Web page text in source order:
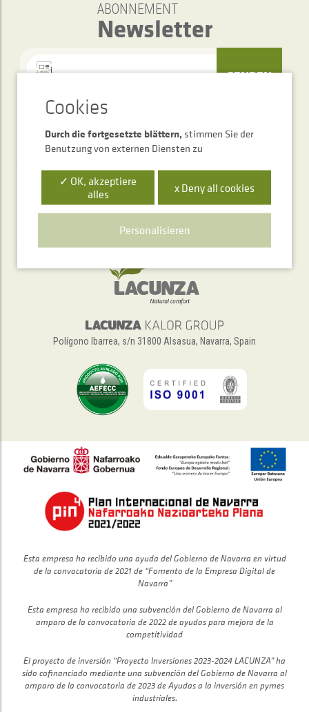
ABONNEMENT
Newsletter
SENDEN
Telefonischer Auskunftsservice
+34 948 563 511
Polígono Ibarrea, s/n 31800 Alsasua, Navarra, Spain
Esta empresa ha recibido una ayuda del Gobierno de Navarra en virtud
de la convocatoria de 2021 de “Fomento de la Empresa Digital de
Navarra”
Esta empresa ha recibido una subvención del Gobierno de Navarra al
amparo de la convocatoria de 2022 de ayudas para mejora de la
competitividad
El proyecto de inversión “Proyecto Inversiones 2023-2024 LACUNZA” ha
sido cofinanciado mediante una subvención del Gobierno de Navarra al
amparo de la convocatoria de 2023 de Ayudas a la inversión en pymes
industriales.
Durch die fortgesetzte blättern, stimmen Sie der
Benutzung von externen Diensten zu
✓ OK, akzeptiere
alles
x Deny all cookies
Personalisieren